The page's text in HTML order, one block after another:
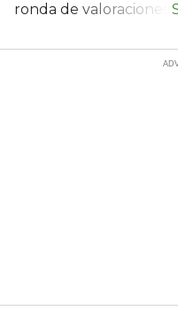
ronda de valoraciones.